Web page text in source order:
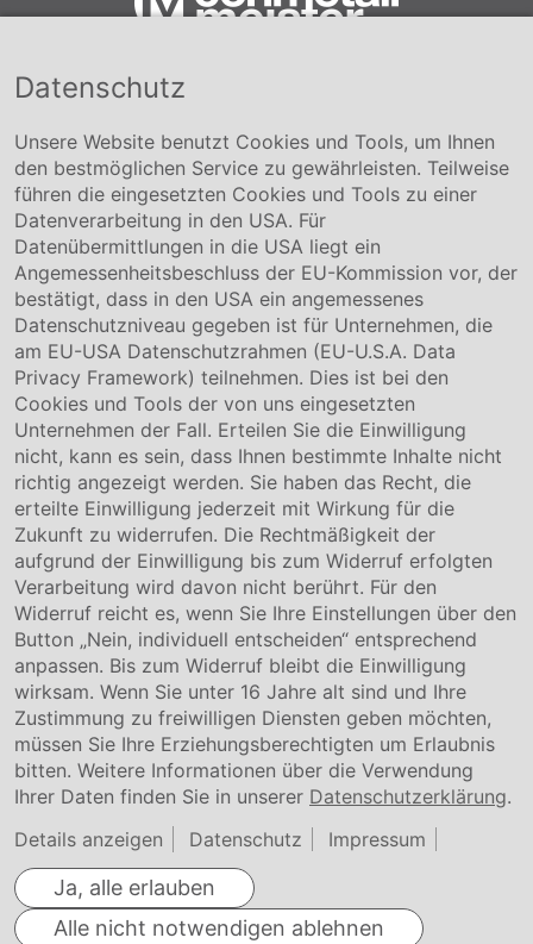
Conmetall Meister GmbH
+49 5141-180
info@conmetallmeister.de
www.conmetallmeister.de
Unternehmen
Über uns
Compliance
Hinweisgebersystem
Karriere
Service & Kontakt
Kontakt
Downloads
Garantiebedingungen
Zertifikate
Rechtliches
Impressum
AGB
Datenschutz
Cookie Einstellung
Datenschutz
Unsere Website benutzt Cookies und Tools, um Ihnen
den bestmöglichen Service zu gewährleisten. Teilweise
führen die eingesetzten Cookies und Tools zu einer
Datenverarbeitung in den USA. Für
Datenübermittlungen in die USA liegt ein
Angemessenheitsbeschluss der EU-Kommission vor, der
bestätigt, dass in den USA ein angemessenes
Datenschutzniveau gegeben ist für Unternehmen, die
am EU-USA Datenschutzrahmen (EU-U.S.A. Data
Privacy Framework) teilnehmen. Dies ist bei den
Cookies und Tools der von uns eingesetzten
Unternehmen der Fall. Erteilen Sie die Einwilligung
nicht, kann es sein, dass Ihnen bestimmte Inhalte nicht
richtig angezeigt werden. Sie haben das Recht, die
erteilte Einwilligung jederzeit mit Wirkung für die
Zukunft zu widerrufen. Die Rechtmäßigkeit der
aufgrund der Einwilligung bis zum Widerruf erfolgten
Verarbeitung wird davon nicht berührt. Für den
Widerruf reicht es, wenn Sie Ihre Einstellungen über den
Button „Nein, individuell entscheiden“ entsprechend
anpassen. Bis zum Widerruf bleibt die Einwilligung
wirksam. Wenn Sie unter 16 Jahre alt sind und Ihre
Zustimmung zu freiwilligen Diensten geben möchten,
müssen Sie Ihre Erziehungsberechtigten um Erlaubnis
bitten. Weitere Informationen über die Verwendung
Ihrer Daten finden Sie in unserer Datenschutzerklärung.
Details anzeigen
Datenschutz Impressum
Ja, alle erlauben
Alle nicht notwendigen ablehnen